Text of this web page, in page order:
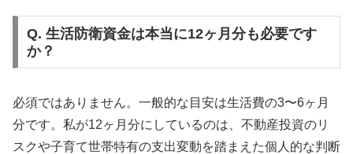
Q. 生活防衛資金は本当に12ヶ月分も必要です
か？
必須ではありません。一般的な目安は生活費の3〜6ヶ月
分です。私が12ヶ月分にしているのは、不動産投資のリ
スクや子育て世帯特有の支出変動を踏まえた個人的な判断